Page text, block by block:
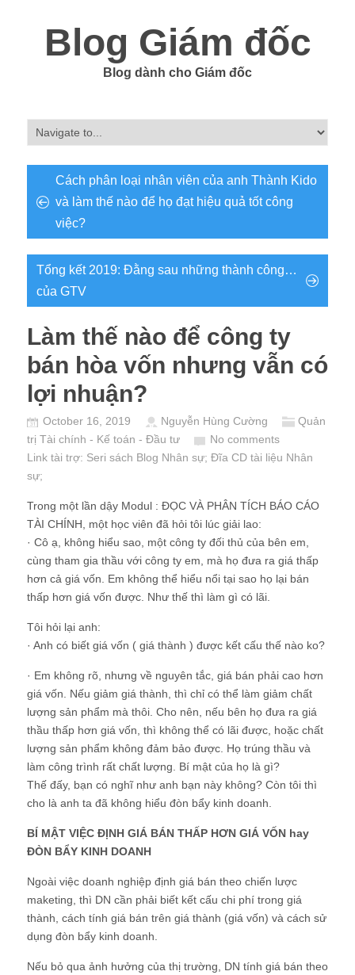
Blog Giám đốc
Blog dành cho Giám đốc
Cách phân loại nhân viên của anh Thành Kido
và làm thế nào để họ đạt hiệu quả tốt công
việc?
Tổng kết 2019: Đằng sau những thành công…
của GTV
Làm thế nào để công ty
bán hòa vốn nhưng vẫn có
lợi nhuận?
October 16, 2019 Nguyễn Hùng Cường
Quản
trị Tài chính - Kế toán - Đầu tư
No comments
Link tài trợ: Seri sách Blog Nhân sự; Đĩa CD tài liệu Nhân
sự;
Trong một lần dậy Modul : ĐỌC VÀ PHÂN TÍCH BÁO CÁO
TÀI CHÍNH, một học viên đã hỏi tôi lúc giải lao:
· Cô ạ, không hiểu sao, một công ty đối thủ của bên em,
cùng tham gia thầu với công ty em, mà họ đưa ra giá thấp
hơn cả giá vốn. Em không thể hiểu nổi tại sao họ lại bán
thấp hơn giá vốn được. Như thế thì làm gì có lãi.
Tôi hỏi lại anh:
· Anh có biết giá vốn ( giá thành ) được kết cấu thế nào ko?
· Em không rõ, nhưng về nguyên tắc, giá bán phải cao hơn
giá vốn. Nếu giảm giá thành, thì chỉ có thể làm giảm chất
lượng sản phẩm mà thôi. Cho nên, nếu bên họ đưa ra giá
thầu thấp hơn giá vốn, thì không thể có lãi được, hoặc chất
lượng sản phẩm không đảm bảo được. Họ trúng thầu và
làm công trình rất chất lượng. Bí mật của họ là gì?
Thế đấy, bạn có nghĩ như anh bạn này không? Còn tôi thì
cho là anh ta đã không hiểu đòn bẩy kinh doanh.
BÍ MẬT VIỆC ĐỊNH GIÁ BÁN THẤP HƠN GIÁ VỐN hay
ĐÒN BẨY KINH DOANH
Ngoài việc doanh nghiệp định giá bán theo chiến lược
maketing, thì DN cần phải biết kết cấu chi phí trong giá
thành, cách tính giá bán trên giá thành (giá vốn) và cách sử
dụng đòn bẩy kinh doanh.
Nếu bỏ qua ảnh hưởng của thị trường, DN tính giá bán theo